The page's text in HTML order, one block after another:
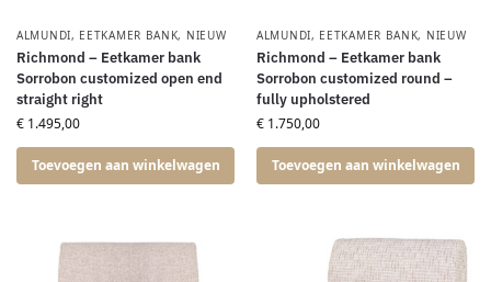
ALMUNDI, EETKAMER BANK, NIEUW
Richmond – Eetkamer bank
Sorrobon customized open end
straight right
€ 1.495,00
Toevoegen aan winkelwagen
ALMUNDI, EETKAMER BANK, NIEUW
Richmond – Eetkamer bank
Sorrobon customized round –
fully upholstered
€ 1.750,00
Toevoegen aan winkelwagen